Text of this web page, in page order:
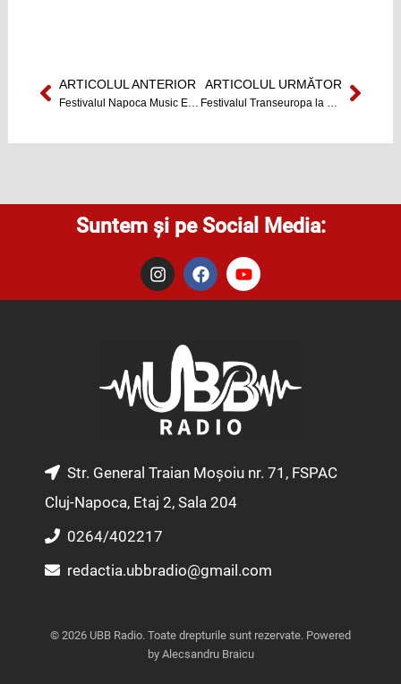
Prev
ARTICOLUL ANTERIOR ARTICOLUL URMĂTORNext
Suntem și pe Social Media:
I
n
s
m
F
a
c
o
k
Y
o
u
e
Str. General Traian Moșoiu nr. 71, FSPAC
Cluj-Napoca, Etaj 2, Sala 204
0264/402217
redactia.ubbradio@gmail.com
© 2026 UBB Radio. Toate drepturile sunt rezervate. Powered
by Alecsandru Braicu